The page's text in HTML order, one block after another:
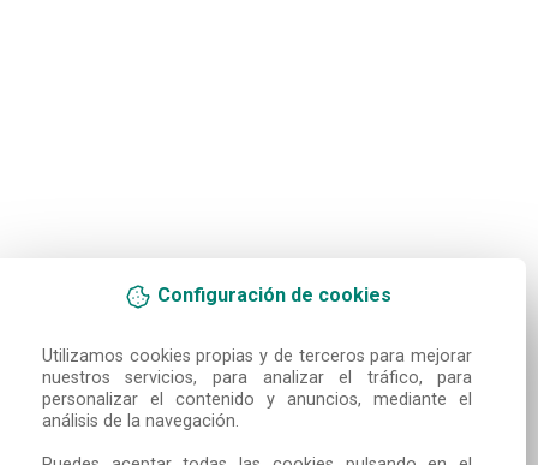
Configuración de cookies
Utilizamos cookies propias y de terceros para mejorar
nuestros servicios, para analizar el tráfico, para
personalizar el contenido y anuncios, mediante el
análisis de la navegación.